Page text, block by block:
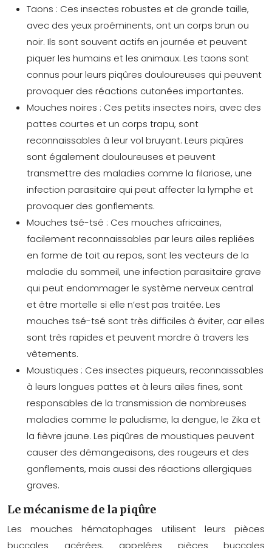
Taons : Ces insectes robustes et de grande taille,
avec des yeux proéminents, ont un corps brun ou
noir. Ils sont souvent actifs en journée et peuvent
piquer les humains et les animaux. Les taons sont
connus pour leurs piqûres douloureuses qui peuvent
provoquer des réactions cutanées importantes.
Mouches noires : Ces petits insectes noirs, avec des
pattes courtes et un corps trapu, sont
reconnaissables à leur vol bruyant. Leurs piqûres
sont également douloureuses et peuvent
transmettre des maladies comme la filariose, une
infection parasitaire qui peut affecter la lymphe et
provoquer des gonflements.
Mouches tsé-tsé : Ces mouches africaines,
facilement reconnaissables par leurs ailes repliées
en forme de toit au repos, sont les vecteurs de la
maladie du sommeil, une infection parasitaire grave
qui peut endommager le système nerveux central
et être mortelle si elle n’est pas traitée. Les
mouches tsé-tsé sont très difficiles à éviter, car elles
sont très rapides et peuvent mordre à travers les
vêtements.
Moustiques : Ces insectes piqueurs, reconnaissables
à leurs longues pattes et à leurs ailes fines, sont
responsables de la transmission de nombreuses
maladies comme le paludisme, la dengue, le Zika et
la fièvre jaune. Les piqûres de moustiques peuvent
causer des démangeaisons, des rougeurs et des
gonflements, mais aussi des réactions allergiques
graves.
Le mécanisme de la piqûre
Les mouches hématophages utilisent leurs pièces
buccales acérées, appelées pièces buccales